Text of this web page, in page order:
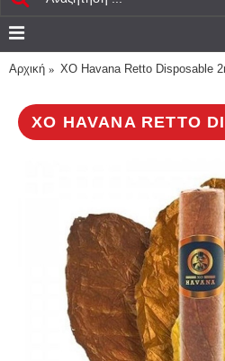
Αρχική XO Havana Retto Disposable